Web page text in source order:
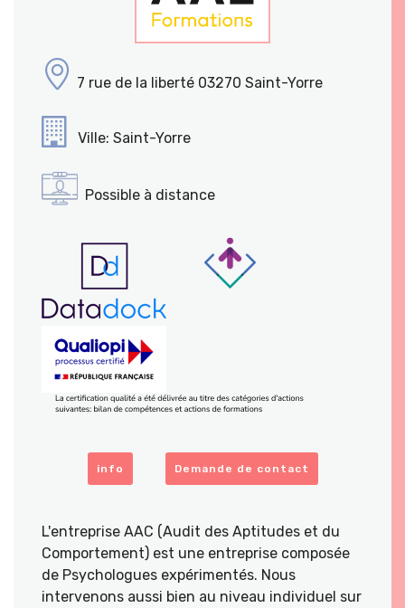
7 rue de la liberté 03270 Saint-Yorre
Ville: Saint-Yorre
Possible à distance
info Demande de contact
L'entreprise AAC (Audit des Aptitudes et du
Comportement) est une entreprise composée
de Psychologues expérimentés. Nous
intervenons aussi bien au niveau individuel sur